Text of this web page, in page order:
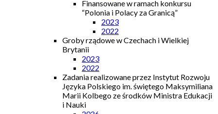
Finansowane w ramach konkursu
“Polonia i Polacy za Granicą”
2023
2022
Groby rządowe w Czechach i Wielkiej
Brytanii
2023
2022
Zadania realizowane przez Instytut Rozwoju
Języka Polskiego im. świętego Maksymiliana
Marii Kolbego ze środków Ministra Edukacji
i Nauki